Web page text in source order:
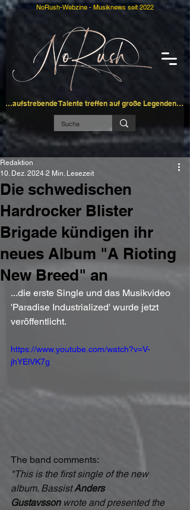
…aufstrebende Talente treffen auf große Legenden…
NoRush-Webzine - Musiknews seit 2022
Die schwedischen
Hardrocker Blister
Brigade kündigen ihr
neues Album "A Rioting
New Breed" an
Redaktion
10. Dez. 2024 2 Min. Lesezeit
...die erste Single und das Musikvideo
'Paradise Industrialized' wurde jetzt
veröffentlicht.
https://www.youtube.com/watch?v=V-
jhYElVK7g
The band comments:
"This is the first single of the new
album. Bassist Anders
Gustavsson wrote and presented the